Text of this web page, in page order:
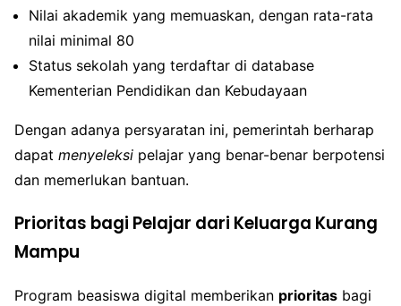
Nilai akademik yang memuaskan, dengan rata-rata
nilai minimal 80
Status sekolah yang terdaftar di database
Kementerian Pendidikan dan Kebudayaan
Dengan adanya persyaratan ini, pemerintah berharap
dapat menyeleksi pelajar yang benar-benar berpotensi
dan memerlukan bantuan.
Prioritas bagi Pelajar dari Keluarga Kurang
Mampu
Program beasiswa digital memberikan prioritas bagi